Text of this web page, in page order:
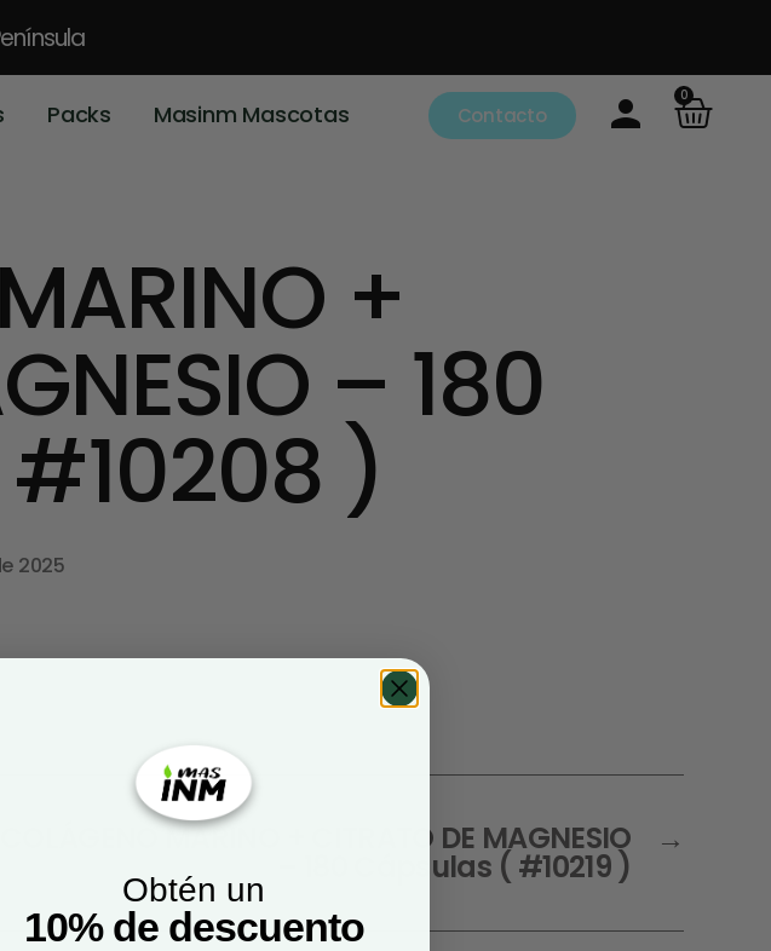
Packs Masinm Mascotas Contacto
0
+
– 180
)
2025
→
COLÁGENO MARINO + CITRATO DE MAGNESIO
– 180 Cápsulas ( #10219 )
Obtén un
10% de descuento